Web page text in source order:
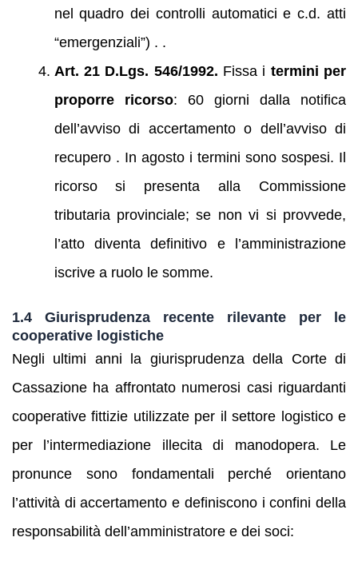
nel quadro dei controlli automatici e c.d. atti
“emergenziali”) . .
Art. 21 D.Lgs. 546/1992. Fissa i termini per
proporre ricorso: 60 giorni dalla notifica
dell’avviso di accertamento o dell’avviso di
recupero . In agosto i termini sono sospesi. Il
ricorso si presenta alla Commissione
tributaria provinciale; se non vi si provvede,
l’atto diventa definitivo e l’amministrazione
iscrive a ruolo le somme.
1.4 Giurisprudenza recente rilevante per le
cooperative logistiche
Negli ultimi anni la giurisprudenza della Corte di
Cassazione ha affrontato numerosi casi riguardanti
cooperative fittizie utilizzate per il settore logistico e
per l’intermediazione illecita di manodopera. Le
pronunce sono fondamentali perché orientano
l’attività di accertamento e definiscono i confini della
responsabilità dell’amministratore e dei soci: